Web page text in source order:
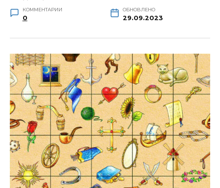
КОММЕНТАРИИ
0
ОБНОВЛЕНО
29.09.2023